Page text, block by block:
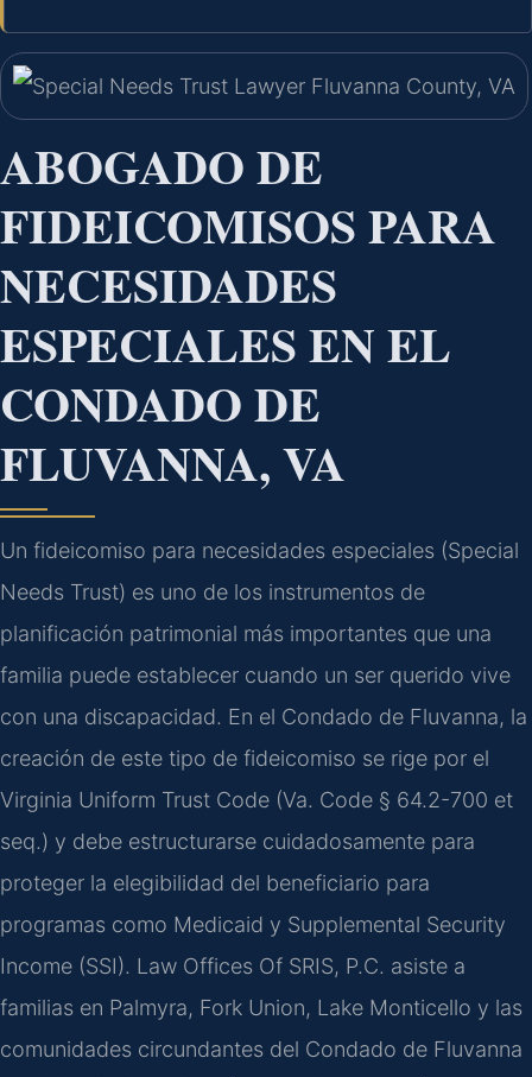
ABOGADO DE
FIDEICOMISOS PARA
NECESIDADES
ESPECIALES EN EL
CONDADO DE
FLUVANNA, VA
Un fideicomiso para necesidades especiales (Special
Needs Trust) es uno de los instrumentos de
planificación patrimonial más importantes que una
familia puede establecer cuando un ser querido vive
con una discapacidad. En el Condado de Fluvanna, la
creación de este tipo de fideicomiso se rige por el
Virginia Uniform Trust Code (Va. Code § 64.2-700 et
seq.) y debe estructurarse cuidadosamente para
proteger la elegibilidad del beneficiario para
programas como Medicaid y Supplemental Security
Income (SSI). Law Offices Of SRIS, P.C. asiste a
familias en Palmyra, Fork Union, Lake Monticello y las
comunidades circundantes del Condado de Fluvanna